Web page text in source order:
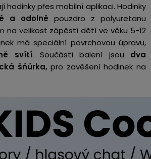
hodinky přes mobilní aplikaci. Hodinky
a odolné pouzdro z polyuretanu
na velikost zápěstí dětí ve věku 5-12
má speciální povrchovou úpravu,
svítí. Součástí balení jsou dva
šňůrka,pro zavěšení hodinek na